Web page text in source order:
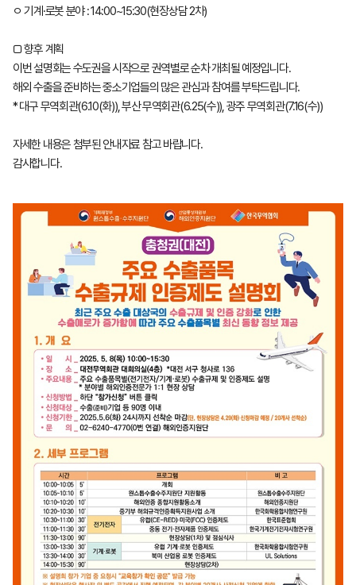
ㅇ 기계·로봇 분야 : 14:00~15:30(현장상담 2차)
□ 향후 계획
이번 설명회는 수도권을 시작으로 권역별로 순차 개최될 예정입니다.
해외 수출을 준비하는 중소기업들의 많은 관심과 참여를 부탁드립니다.
* 대구 무역회관(6.10(화)), 부산 무역회관(6.25(수)), 광주 무역회관(7.16(수))
자세한 내용은 첨부된 안내자료 참고 바랍니다.
감사합니다.